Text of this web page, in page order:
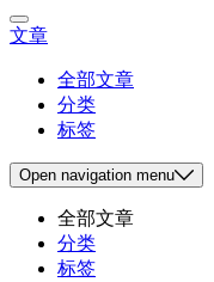
文章
全部文章
分类
标签
Open navigation menu
全部文章
分类
标签